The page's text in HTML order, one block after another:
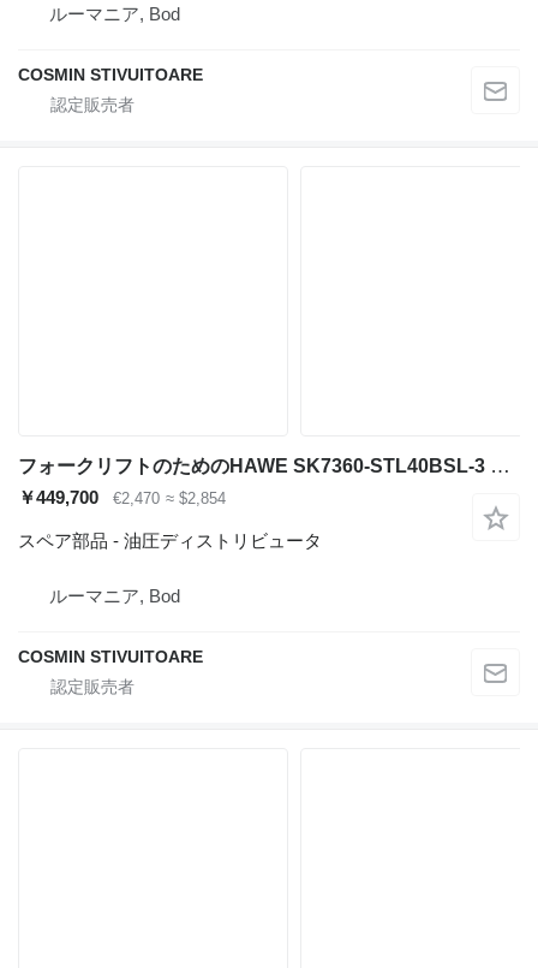
ルーマニア, Bod
COSMIN STIVUITOARE
フォークリフトのためのHAWE SK7360-STL40BSL-3 油圧ディストリビュータ
￥449,700 €2,470 ≈ $2,854
スペア部品 - 油圧ディストリビュータ
ルーマニア, Bod
COSMIN STIVUITOARE